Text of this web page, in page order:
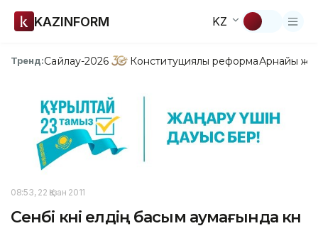
KAZINFORM KZ
Тренд:Сайлау-2026 Конституциялық реформаАрнайы
08:53, 22 Қазан 2011
Сенбі күні елдің басым аумағында күн